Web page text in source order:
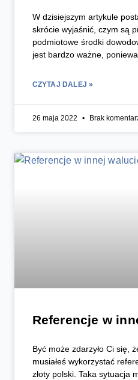
W dzisiejszym artykule
skrócie wyjaśnić, czym są
podmiotowe środki
jest bardzo ważne,
CZYTAJ DALEJ »
26 maja 2022 Brak
Referencje w
Być może zdarzyło Ci się,
musiałeś wykorzystać
złoty polski. Taka sytuacja